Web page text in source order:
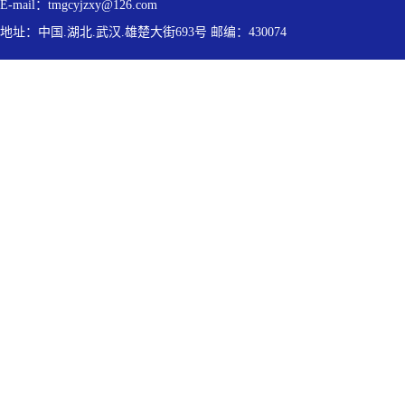
E-mail：tmgcyjzxy@126.com
地址：中国.湖北.武汉.雄楚大街693号 邮编：430074